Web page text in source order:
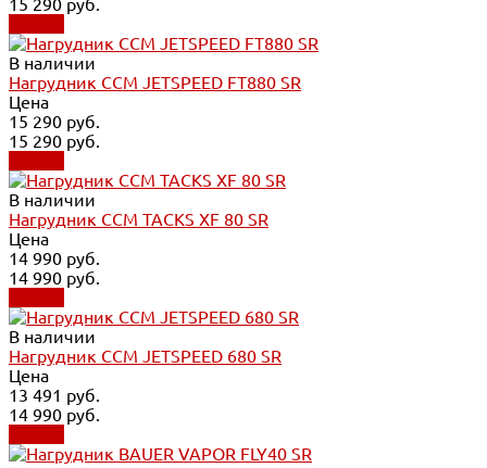
15 290 руб.
В наличии
Нагрудник CCM JETSPEED FT880 SR
Цена
15 290 руб.
15 290 руб.
В наличии
Нагрудник CCM TACKS XF 80 SR
Цена
14 990 руб.
14 990 руб.
В наличии
Нагрудник CCM JETSPEED 680 SR
Цена
13 491 руб.
14 990 руб.